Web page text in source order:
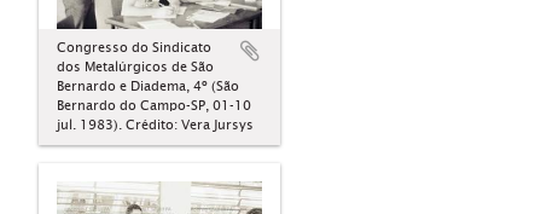
Congresso do Sindicato
dos Metalúrgicos de São
Bernardo e Diadema, 4º (São
Bernardo do Campo-SP, 01-10
jul. 1983). Crédito: Vera Jursys